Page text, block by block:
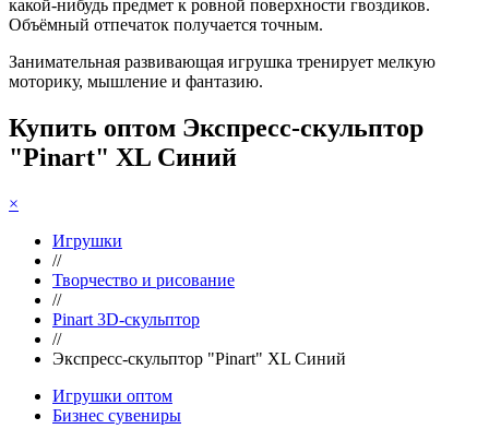
какой-нибудь предмет к ровной поверхности гвоздиков.
Объёмный отпечаток получается точным.
Занимательная развивающая игрушка тренирует мелкую
моторику, мышление и фантазию.
Купить оптом Экспресс-скульптор
"Pinart" XL Синий
×
Игрушки
//
Творчество и рисование
//
Pinart 3D-скульптор
//
Экспресс-скульптор "Pinart" XL Синий
Игрушки оптом
Бизнес сувениры